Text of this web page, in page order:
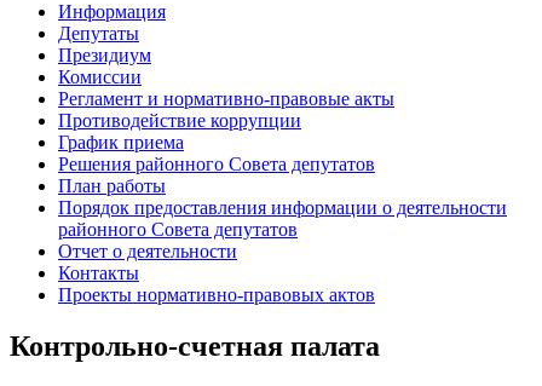
Информация
Депутаты
Президиум
Комиссии
Регламент и нормативно-правовые акты
Противодействие коррупции
График приема
Решения районного Совета депутатов
План работы
Порядок предоставления информации о деятельности
районного Совета депутатов
Отчет о деятельности
Контакты
Проекты нормативно-правовых актов
Контрольно-счетная палата